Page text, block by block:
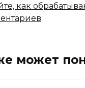
как
.
может